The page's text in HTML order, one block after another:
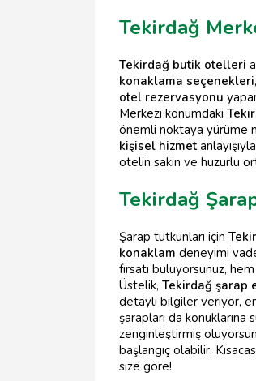
Tekirdağ
Tekirdağ butik otelleri
konaklama seçenekleri
otel rezervasyonu
Merkezi konumdaki
önemli noktaya yürüme
kişisel hizmet
otelin sakin ve huzurlu
Tekirdağ
Şarap tutkunları için
konaklam deneyimi
fırsatı buluyorsunuz,
Üstelik, Tekirdağ şarap
detaylı bilgiler veriyor,
şarapları da
zenginleştirmiş
başlangıç olabilir.
size göre!